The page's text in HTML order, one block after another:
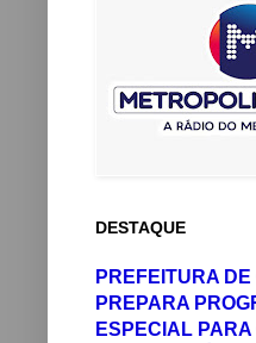
DESTAQUE
PREFEITURA
PREPARA
ESPECIAL PARA